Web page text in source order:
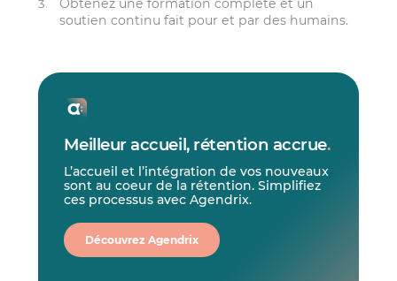
Obtenez une formation complète et un
soutien continu fait pour et par des humains.
Meilleur accueil, rétention accrue.
L’accueil et l’intégration de vos nouveaux
sont au coeur de la rétention. Simplifiez
ces processus avec Agendrix.
Découvrez Agendrix